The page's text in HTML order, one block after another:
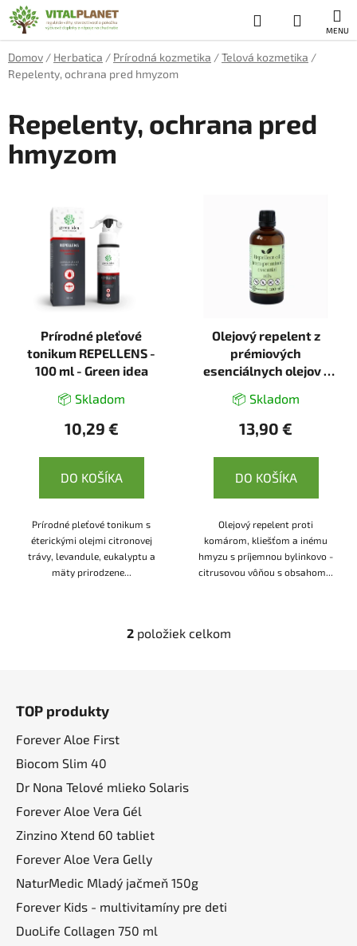
Prejsť
na
obsah
Hľadať
KOŠÍK
Domov / Herbatica / Prírodná kozmetika /Telová kozmetika /
Repelenty, ochrana pred hmyzom
Repelenty, ochrana pred
hmyzom
Prírodné pleťové
tonikum REPELLENS -
100 ml - Green idea
📦 Skladom
10,29 €
DO KOŠÍKA
Prírodné pleťové tonikum s
éterickými olejmi citronovej
trávy, levandule, eukalyptu a
mäty prirodzene...
Olejový repelent z
prémiových
esenciálnych olejov -
📦 Skladom
13,90 €
DO KOŠÍKA
Olejový repelent proti
komárom, kliešťom a inému
hmyzu s príjemnou bylinkovo -
citrusovou vôňou s obsahom...
O
e
p
v
ý
p
2položiek celkom
TOP produkty
Forever Aloe First
Biocom Slim 40
Dr Nona Telové mlieko Solaris
Forever Aloe Vera Gél
Zinzino Xtend 60 tabliet
Forever Aloe Vera Gelly
NaturMedic Mladý jačmeň 150g
Forever Kids - multivitamíny pre deti
DuoLife Collagen 750 ml